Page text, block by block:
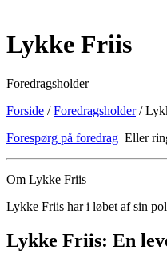
Lykke Friis
Foredragsholder
Forside /Foredragsholder/
Forespørg på foredrag Eller
Om Lykke Friis
Lykke Friis har i løbet af sin
Lykke Friis: En